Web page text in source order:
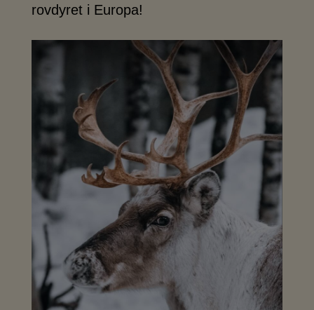
rovdyret i Europa!